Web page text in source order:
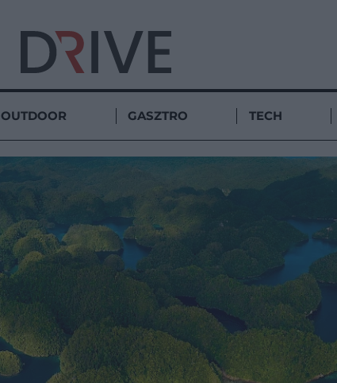
OUTDOOR GASZTRO TECH